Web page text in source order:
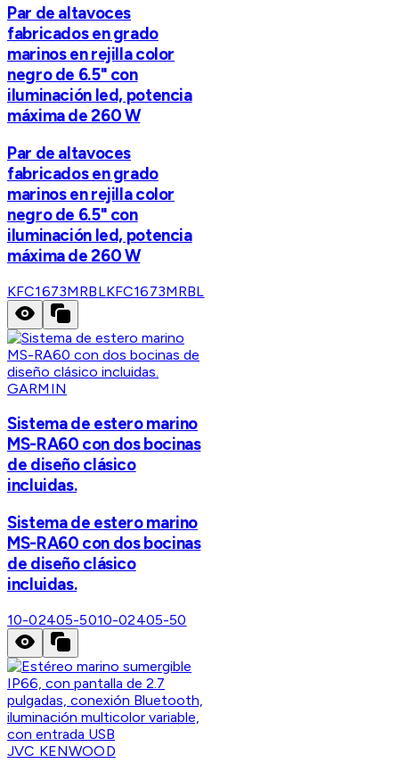
Par de altavoces
fabricados en grado
marinos en rejilla color
negro de 6.5" con
iluminación led, potencia
máxima de 260 W
Par de altavoces
fabricados en grado
marinos en rejilla color
negro de 6.5" con
iluminación led, potencia
máxima de 260 W
KFC1673MRBLKFC1673MRBL
GARMIN
Sistema de estero marino
MS-RA60 con dos bocinas
de diseño clásico
incluidas.
Sistema de estero marino
MS-RA60 con dos bocinas
de diseño clásico
incluidas.
10-02405-5010-02405-50
JVC KENWOOD